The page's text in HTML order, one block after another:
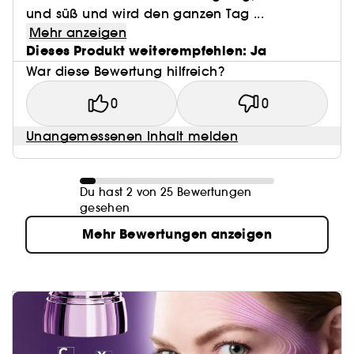
und süß und wird den ganzen Tag ...
Mehr anzeigen
Dieses Produkt weiterempfehlen: Ja
War diese Bewertung hilfreich?
0 0
Unangemessenen Inhalt melden
Du hast 2 von 25 Bewertungen
gesehen
Mehr Bewertungen anzeigen